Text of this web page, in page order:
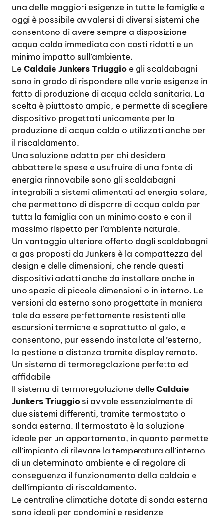
una delle maggiori esigenze in tutte le famiglie e
oggi è possibile avvalersi di diversi sistemi che
consentono di avere sempre a disposizione
acqua calda immediata con costi ridotti e un
minimo impatto sull’ambiente.
LeCaldaie Junkers Triuggio e gli scaldabagni
sono in grado di rispondere alle varie esigenze in
fatto di produzione di acqua calda sanitaria. La
scelta è piuttosto ampia, e permette di scegliere
dispositivo progettati unicamente per la
produzione di acqua calda o utilizzati anche per
il riscaldamento.
Una soluzione adatta per chi desidera
abbattere le spese e usufruire di una fonte di
energia rinnovabile sono gli scaldabagni
integrabili a sistemi alimentati ad energia solare,
che permettono di disporre di acqua calda per
tutta la famiglia con un minimo costo e con il
massimo rispetto per l’ambiente naturale.
Un vantaggio ulteriore offerto dagli scaldabagni
a gas proposti da Junkers è la compattezza del
design e delle dimensioni, che rende questi
dispositivi adatti anche da installare anche in
uno spazio di piccole dimensioni o in interno. Le
versioni da esterno sono progettate in maniera
tale da essere perfettamente resistenti alle
escursioni termiche e soprattutto al gelo, e
consentono, pur essendo installate all’esterno,
la gestione a distanza tramite display remoto.
Un sistema di termoregolazione perfetto ed
affidabile
Il sistema di termoregolazione delleCaldaie
Junkers Triuggio si avvale essenzialmente di
due sistemi differenti, tramite termostato o
sonda esterna. Il termostato è la soluzione
ideale per un appartamento, in quanto permette
all’impianto di rilevare la temperatura all’interno
di un determinato ambiente e di regolare di
conseguenza il funzionamento della caldaia e
dell’impianto di riscaldamento.
Le centraline climatiche dotate di sonda esterna
sono ideali per condomini e residenze